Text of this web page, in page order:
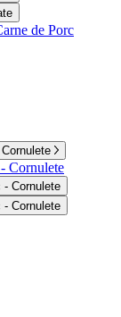
de Porc
Cornulete
- Cornulete
- Cornulete